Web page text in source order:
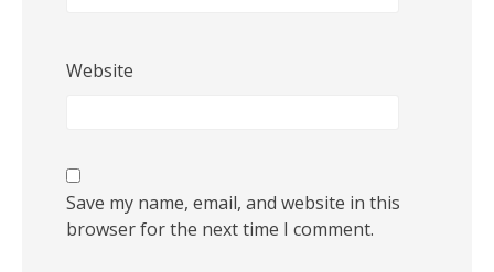
Website
Save my name, email, and website in this
browser for the next time I comment.